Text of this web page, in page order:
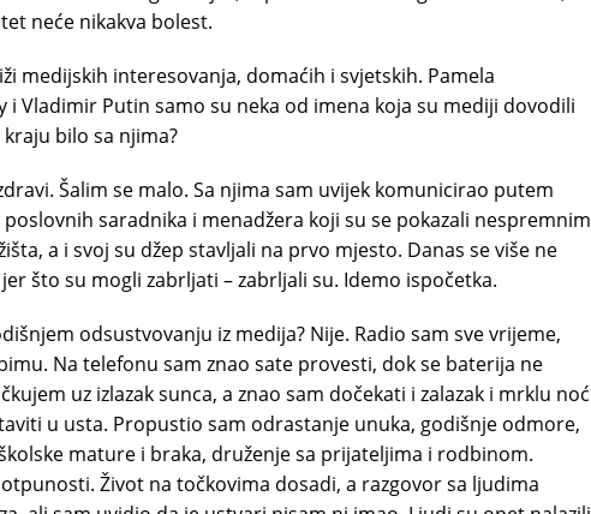
neće nikakva bolest.
medijskih interesovanja, domaćih i svjetskih. Pamela
i Vladimir Putin samo su neka od imena koja su mediji dovodili
kraju bilo sa njima?
Šalim se malo. Sa njima sam uvijek komunicirao putem
saradnika i menadžera koji su se pokazali nespremnim
a i svoj su džep stavljali na prvo mjesto. Danas se više ne
što su mogli zabrljati – zabrljali su. Idemo ispočetka.
odsustvovanju iz medija? Nije. Radio sam sve vrijeme,
Na telefonu sam znao sate provesti, dok se baterija ne
uz izlazak sunca, a znao sam dočekati i zalazak i mrklu noć
u usta. Propustio sam odrastanje unuka, godišnje odmore,
mature i braka, druženje sa prijateljima i rodbinom.
Život na točkovima dosadi, a razgovor sa ljudima